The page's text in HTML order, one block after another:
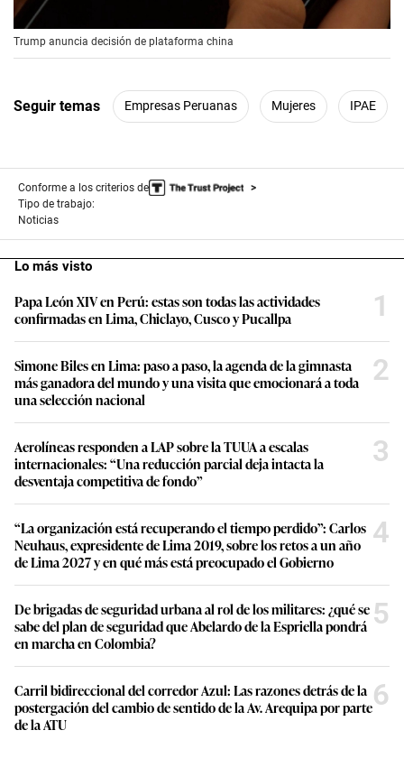
Trump anuncia decisión de plataforma china
Seguir temas Empresas Peruanas Mujeres IPAE
Conforme a los criterios de
Tipo de trabajo:
Noticias
Lo más visto
Papa León XIV en Perú: estas son todas las actividades
confirmadas en Lima, Chiclayo, Cusco y Pucallpa
1
Simone Biles en Lima: paso a paso, la agenda de la gimnasta
más ganadora del mundo y una visita que emocionará a toda
una selección nacional
2
Aerolíneas responden a LAP sobre la TUUA a escalas
internacionales: “Una reducción parcial deja intacta la
desventaja competitiva de fondo”
3
“La organización está recuperando el tiempo perdido”: Carlos
Neuhaus, expresidente de Lima 2019, sobre los retos a un año
de Lima 2027 y en qué más está preocupado el Gobierno
4
De brigadas de seguridad urbana al rol de los militares: ¿qué se
sabe del plan de seguridad que Abelardo de la Espriella pondrá
en marcha en Colombia?
5
Carril bidireccional del corredor Azul: Las razones detrás de la
postergación del cambio de sentido de la Av. Arequipa por parte
de la ATU
6